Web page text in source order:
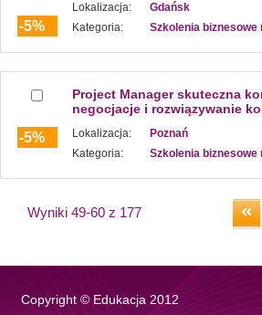
-5%
Lokalizacja:
Gdańsk
Kategoria:
Szkolenia biznesowe
-5%
Project Manager skuteczna
negocjacje i rozwiązywanie
Lokalizacja:
Poznań
Kategoria:
Szkolenia biznesowe
Wyniki 49-60 z 177
Copyright © Edukacja 2012